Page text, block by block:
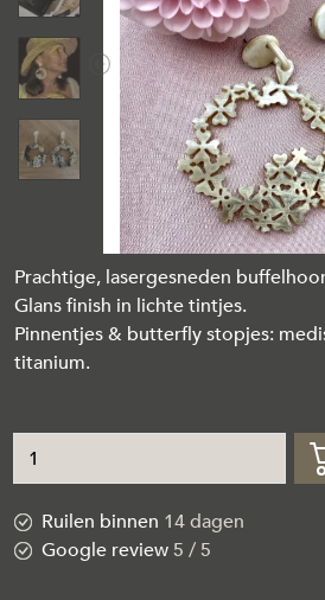
Previous
Prachtige, lasergesneden
Glans finish in lichte tintjes.
Pinnentjes & butterfly stopjes:
titanium.
Ruilen binnen 14 dagen
Google review5 / 5